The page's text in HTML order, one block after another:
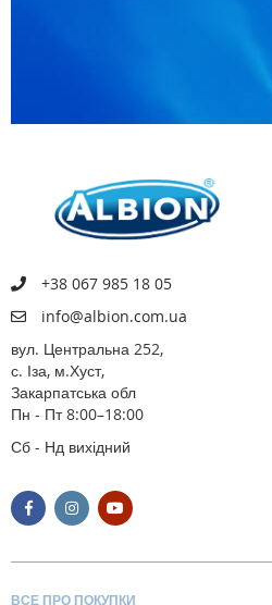
+38 067 985 18 05
info@albion.com.ua
вул. Центральна 252,
с. Іза, м.Хуст,
Закарпатська обл
Пн - Пт 8:00–18:00
Сб - Нд вихідний
ВСЕ ПРО ПОКУПКИ